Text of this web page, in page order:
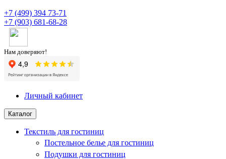
+7 (499) 394 73-71
+7 (903) 681-68-28
Нам доверяют!
Личный кабинет
Каталог
Текстиль для гостиниц
Постельное белье для гостиниц
Подушки для гостиниц